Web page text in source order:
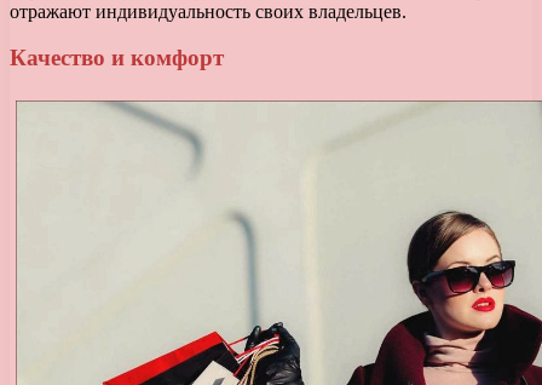
отражают индивидуальность своих владельцев.
Качество и комфорт